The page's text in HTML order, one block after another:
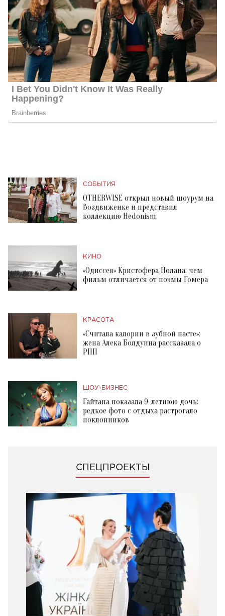
СОБЫТИЯ
OTHERWISE открыл новый шоурум на
Воздвиженке и представил
коллекцию Hedonism
КИНО
«Одиссея» Кристофера Нолана: чем
фильм отличается от поэмы Гомера
КРАСОТА
«Считала калории в зубной пасте»:
жена Алека Болдуина рассказала о
РПП
ШОУ-БИЗНЕС
Гайтана показала 9-летнюю дочь:
редкое фото с отдыха растрогало
поклонников
СПЕЦПРОЕКТЫ